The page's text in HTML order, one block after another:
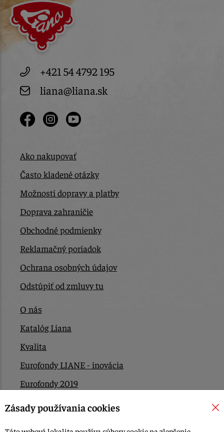
+421 54 4792 195
liana@liana.sk
Ako nakupovať
Často kladené otázky
Možnosti dopravy a platby
Doprava zahraničie
Obchodné podmienky
Reklamačný poriadok
Ochrana osobných údajov
Odstúpiť od zmluvy tu
O nás
Katalóg Liana
Kvalita
Eurofondy LIANE - inovácia
Eurofondy 2019
Eurofondy 2022/2023
Zásady používania cookies